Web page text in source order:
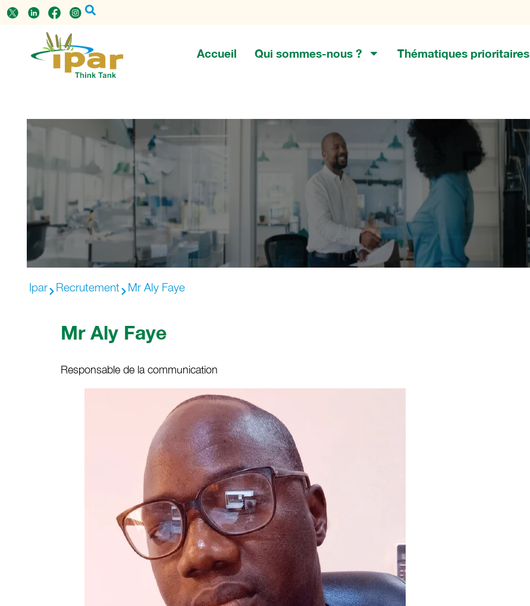
Accueil Qui sommes-nous ? Thématiques prioritaires
Ipar Recrutement Mr Aly Faye
Mr Aly Faye
Responsable de la communication